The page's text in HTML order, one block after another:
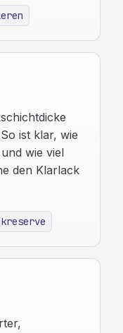
ist klar, wie
wie viel
den Klarlack